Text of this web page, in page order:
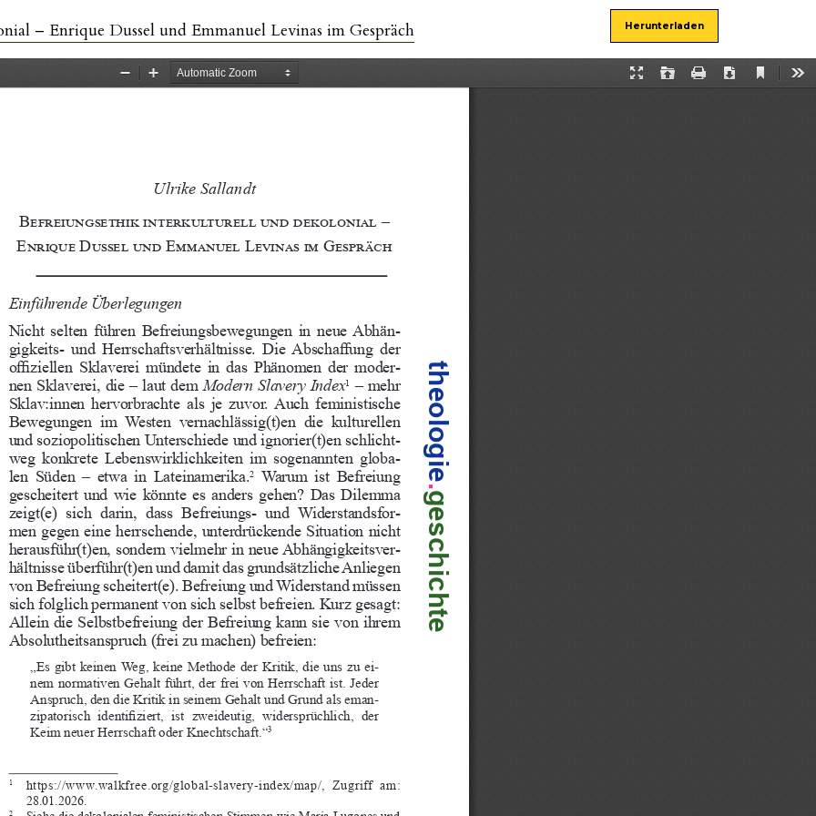
– Enrique Dussel und Emmanuel Levinas im Gespräch Herunterladen